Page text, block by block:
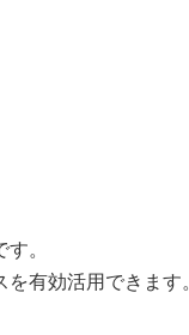
。
有効活用できます。